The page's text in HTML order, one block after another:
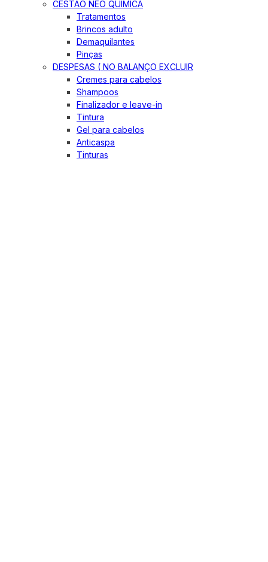
CESTÃO NEO QUIMICA
Tratamentos
Brincos adulto
Demaquilantes
Pinças
DESPESAS ( NO BALANÇO EXCLUIR
Cremes para cabelos
Shampoos
Finalizador e leave-in
Tintura
Gel para cabelos
Anticaspa
Tinturas